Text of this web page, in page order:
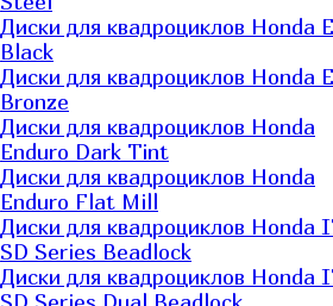
Диски для квадроциклов Honda
Black
Диски для квадроциклов Honda
Bronze
Диски для квадроциклов Honda
Enduro Dark Tint
Диски для квадроциклов Honda
Enduro Flat Mill
Диски для квадроциклов Honda
SD Series Beadlock
Диски для квадроциклов Honda